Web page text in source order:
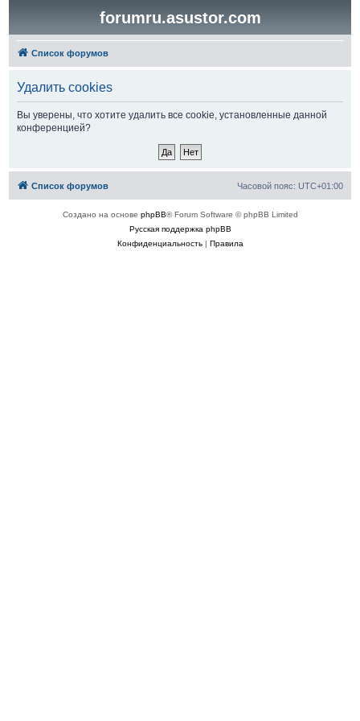
forumru.asustor.com
Список форумов
Удалить cookies
Вы уверены, что хотите удалить все cookie, установленные данной
конференцией?
Список форумов Часовой пояс: UTC+01:00
Создано на основе phpBB® Forum Software © phpBB Limited
Русская поддержка phpBB
Конфиденциальность| Правила